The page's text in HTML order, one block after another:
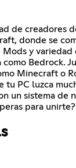
de creadores
donde se
Mods y variedad
Bedrock.
Minecraft o
tu PC luzca
un sistema de
para unirte?